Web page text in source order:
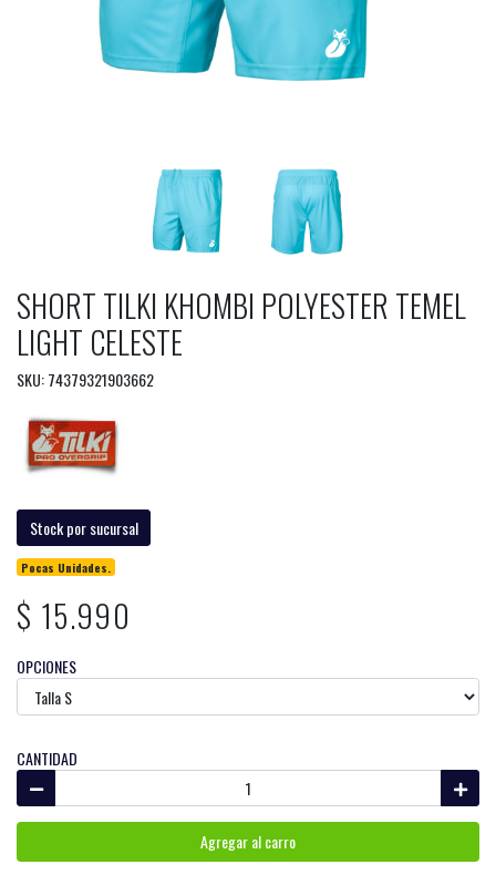
SHORT TILKI KHOMBI POLYESTER TEMEL
LIGHT CELESTE
SKU: 74379321903662
Stock por sucursal
Pocas Unidades.
$ 15.990
OPCIONES
CANTIDAD
Agregar al carro